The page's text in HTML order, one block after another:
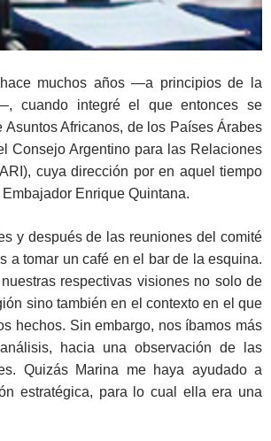
muchos años —a principios de la
cuando integré el que entonces se
Asuntos Africanos, de los Países Árabes
Consejo Argentino para las Relaciones
cuya dirección por en aquel tiempo
Enrique Quintana.
y después de las reuniones del comité
a tomar un café en el bar de la esquina.
respectivas visiones no solo de
sino también en el contexto en el que
hechos. Sin embargo, nos íbamos más
hacia una observación de las
Quizás Marina me haya ayudado a
estratégica, para lo cual ella era una